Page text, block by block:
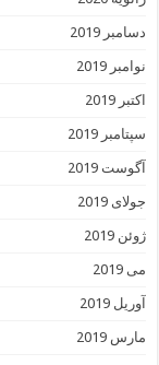
دسامبر 2019
نوامبر 2019
اکتبر 2019
سپتامبر 2019
آگوست 2019
جولای 2019
ژوئن 2019
می 2019
آوریل 2019
مارس 2019